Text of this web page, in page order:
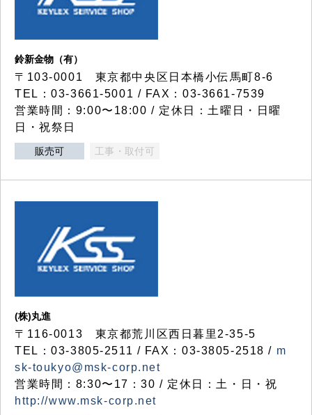
鈴新金物（有）
〒103-0001 東京都中央区日本橋小伝馬町8-6
TEL：03-3661-5001 / FAX：03-3661-7539
営業時間：9:00〜18:00 / 定休日：土曜日・日曜
日・祝祭日
販売可 工事・取付可
(株)丸進
〒116-0013 東京都荒川区西日暮里2-35-5
TEL：03-3805-2511 / FAX：03-3805-2518 / m
sk-toukyo@msk-corp.net
営業時間：8:30〜17：30 / 定休日：土・日・祝
http://www.msk-corp.net